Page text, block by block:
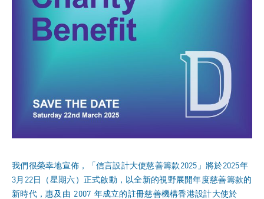
我們很榮幸地宣佈，「信言設計大使慈善籌款2025」將於2025年
3月22日（星期六）正式啟動，以全新的視野展開年度慈善籌款的
新時代，惠及由 2007 年成立的註冊慈善機構香港設計大使於